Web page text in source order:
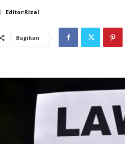
Editor:Rizal
Bagikan